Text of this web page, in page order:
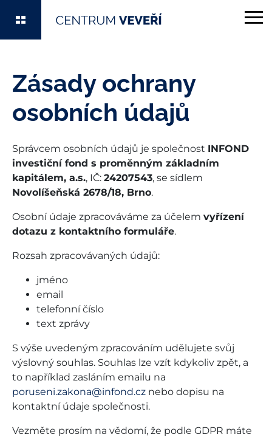
Centrum Veveří
Zásady ochrany
osobních údajů
Správcem osobních údajů je společnost INFOND
investiční fond s proměnným základním
kapitálem, a.s., IČ: 24207543, se sídlem
Novolíšeňská 2678/18, Brno.
Osobní údaje zpracováváme za účelem vyřízení
dotazu z kontaktního formuláře.
Rozsah zpracovávaných údajů:
jméno
email
telefonní číslo
text zprávy
S výše uvedeným zpracováním udělujete svůj
výslovný souhlas. Souhlas lze vzít kdykoliv zpět, a
to například zasláním emailu na
poruseni.zakona@infond.cz nebo dopisu na
kontaktní údaje společnosti.
Vezměte prosím na vědomí, že podle GDPR máte